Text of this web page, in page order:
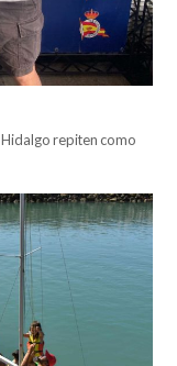
Hidalgo repiten como